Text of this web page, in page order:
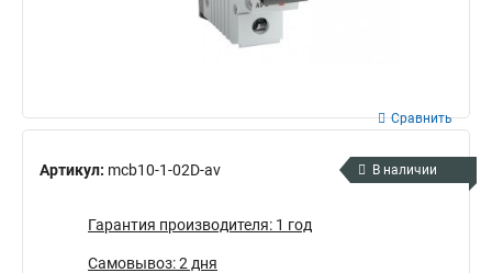
Артикул: mcb10-1-02D-av
Сравнить
В наличии
Гарантия производителя: 1 год
Самовывоз: 2 дня